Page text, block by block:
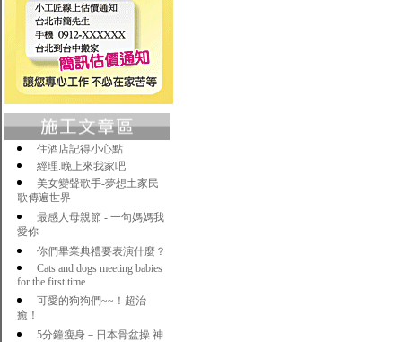
住酒店記得小心點
經理.晚上來我家吧
美女變聲歌手-夢想土家民
歌傳遍世界
最感人母親節 - 一句媽媽我
愛你
你們畢業典禮要表演什麼？
Cats and dogs meeting babies
for the first time
可愛的狗狗們~~！超治
癒！
5分鐘瘦身－日本骨盆操 神